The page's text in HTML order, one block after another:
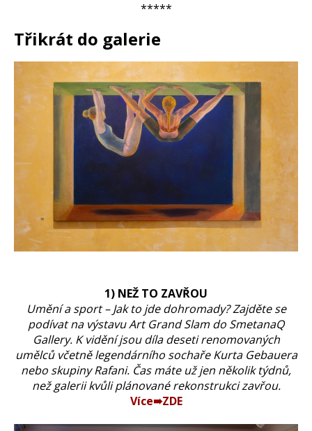
*****
Třikrát do galerie
1) NEŽ TO ZAVŘOU
Umění a sport – Jak to jde dohromady? Zajděte se
podívat na výstavu Art Grand Slam do SmetanaQ
Gallery. K vidění jsou díla deseti renomovaných
umělců včetně legendárního sochaře Kurta Gebauera
nebo skupiny Rafani. Čas máte už jen několik týdnů,
než galerii kvůli plánované rekonstrukci zavřou.
Více➠ZDE